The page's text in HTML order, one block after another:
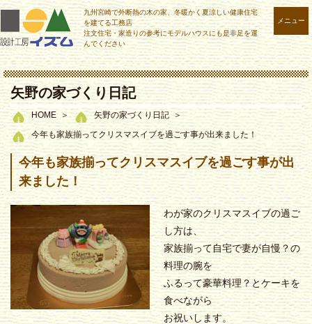
メニュー
九州宮崎で外断熱の木の家、冬暖かく夏涼しい健康住宅
を建てる工務店
注文住宅・家造りの参考にモデルハウスにも是非足を運
んでください
矢野の家づくり日記
HOME
矢野の家づくり日記
今年も家族揃ってクリスマスイブを過ごす事が出来ました！
今年も家族揃ってクリスマスイブを過ごす事が出
来ました！
わが家のクリスマスイブの過ご
し方は、
家族揃って自宅で妻が自慢？の
料理の腕を
ふるって豪華料理？とケーキを
食べながら
お祝いします。